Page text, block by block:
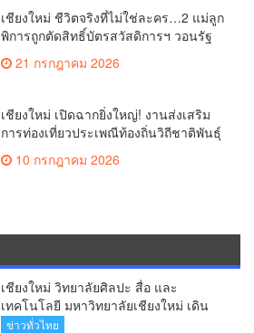
เชียงใหม่ ชีวิตจริงที่ไม่ใช่ละคร…2 แม่ลูก
พิการถูกตัดสิทธิ์บัตรสวัสดิการฯ วอนรัฐ
ทบทวนเกณฑ์ช่วยคนจน(คลิป)
21 กรกฎาคม 2026
เชียงใหม่ เปิดฉากยิ่งใหญ่! งานส่งเสริม
การท่องเที่ยวประเพณีท้องถิ่นวิถีชาติพันธุ์
ล้านนา(คลิป)
10 กรกฎาคม 2026
เชียงใหม่ วิทยาลัยศิลปะ สื่อ และ
เทคโนโลยี มหาวิทยาลัยเชียงใหม่ เดิน
หน้าสร้างแรงบันดาลใจจัดกิจกรรม
ข่าวทั่วไทย